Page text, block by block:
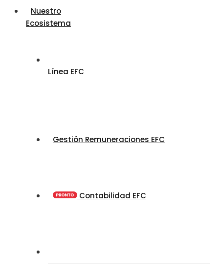
Nuestro
Ecosistema
Línea EFC
Gestión Remuneraciones EFC
Contabilidad EFC